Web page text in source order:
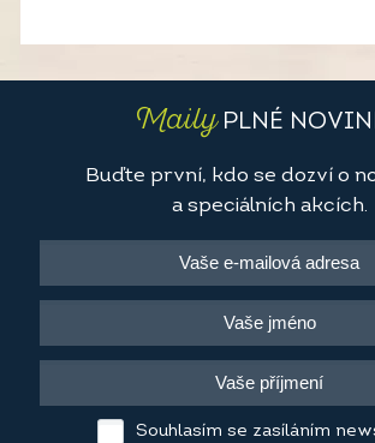
MailyPLNÉ
Buďte první, kdo se dozví o
a speciálních akcích.
Souhlasím se zasíláním